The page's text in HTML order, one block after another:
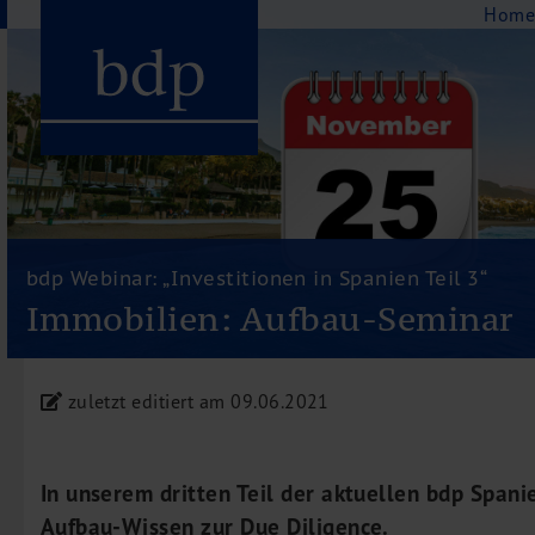
Hauptmenu
Home
Über uns
Unternehmenswerte
Pressespiegel
bdp Webinar: „Investitionen in Spanien Teil 3“
Immobilien: Aufbau-Seminar
zuletzt editiert am 09.06.2021
In unserem dritten Teil der aktuellen bdp
Aufbau-Wissen zur Due Diligence.
Home